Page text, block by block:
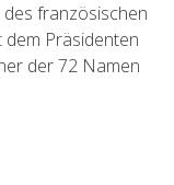
des französischen
dem Präsidenten
der 72 Namen